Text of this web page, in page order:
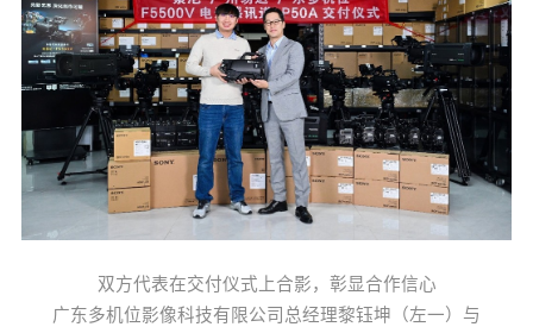
双方代表在交付仪式上合影，彰显合作信心
广东多机位影像科技有限公司总经理黎钰坤（左一）与